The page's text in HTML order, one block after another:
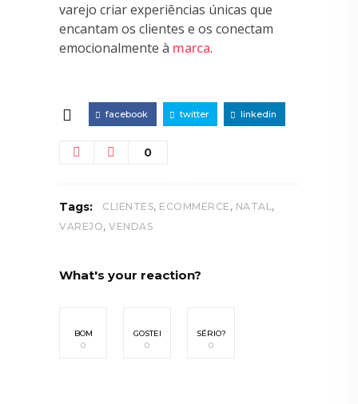
varejo criar experiências únicas que
encantam os clientes e os conectam
emocionalmente à marca.
facebook twitter linkedin
0
Tags: CLIENTES, ECOMMERCE , NATAL,
VAREJO, VENDAS
What's your reaction?
BOM
0
GOSTEI
0
SÉRIO?
0